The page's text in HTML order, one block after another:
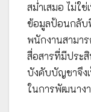
สม่ำเสมอ ไม่ใ
ข้อมูลป้อนกลับ
พนักงานสามา
สื่อสารที่มีประ
บังคับบัญชาจึง
ในการพัฒนางา